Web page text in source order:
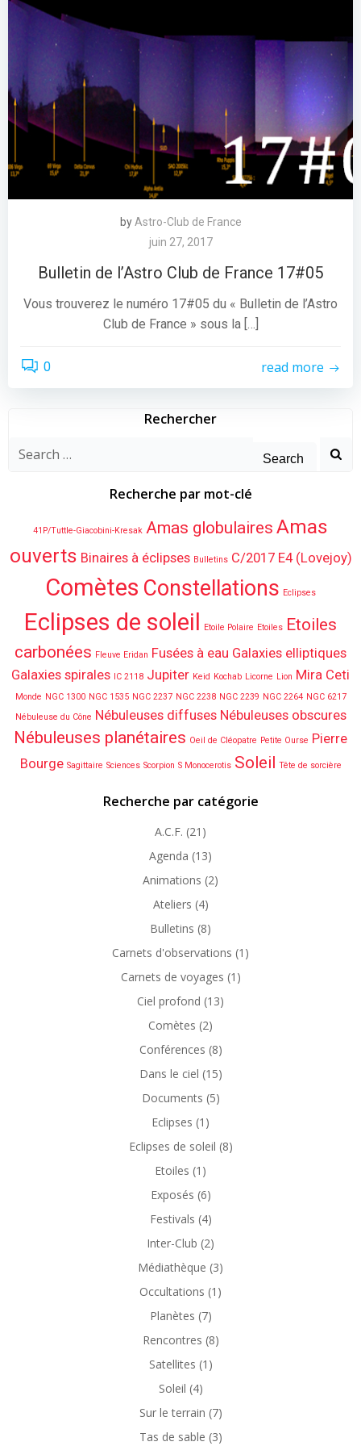
by Astro-Club de France
juin 27, 2017
Bulletin de l’Astro Club de France 17#05
Vous trouverez le numéro 17#05 du « Bulletin de l’Astro
Club de France » sous la […]
0 read more
Rechercher
Search
Recherche par mot-clé
41P/Tuttle-Giacobini-Kresak Amas globulaires Amas
ouverts Binaires à éclipses Bulletins C/2017 E4 (Lovejoy)
Comètes Constellations Eclipses
Eclipses de soleil Etoile Polaire Etoiles Etoiles
carbonées Fleuve Eridan Fusées à eau Galaxies elliptiques
Galaxies spirales IC 2118 Jupiter Keid Kochab Licorne Lion Mira Ceti
Monde NGC 1300 NGC 1535 NGC 2237 NGC 2238 NGC 2239 NGC 2264 NGC 6217
Nébuleuse du Cône Nébuleuses diffuses Nébuleuses obscures
Nébuleuses planétaires Oeil de Cléopatre Petite Ourse Pierre
Bourge Sagittaire Sciences Scorpion S Monocerotis Soleil Tête de sorcière
Recherche par catégorie
A.C.F. (21)
Agenda (13)
Animations (2)
Ateliers (4)
Bulletins (8)
Carnets d'observations (1)
Carnets de voyages (1)
Ciel profond (13)
Comètes (2)
Conférences (8)
Dans le ciel (15)
Documents (5)
Eclipses (1)
Eclipses de soleil (8)
Etoiles (1)
Exposés (6)
Festivals (4)
Inter-Club (2)
Médiathèque (3)
Occultations (1)
Planètes (7)
Rencontres (8)
Satellites (1)
Soleil (4)
Sur le terrain (7)
Tas de sable (3)